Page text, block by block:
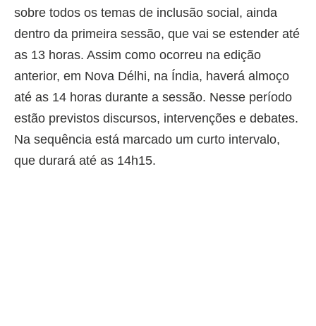
sobre todos os temas de inclusão social, ainda
dentro da primeira sessão, que vai se estender até
as 13 horas. Assim como ocorreu na edição
anterior, em Nova Délhi, na Índia, haverá almoço
até as 14 horas durante a sessão. Nesse período
estão previstos discursos, intervenções e debates.
Na sequência está marcado um curto intervalo,
que durará até as 14h15.